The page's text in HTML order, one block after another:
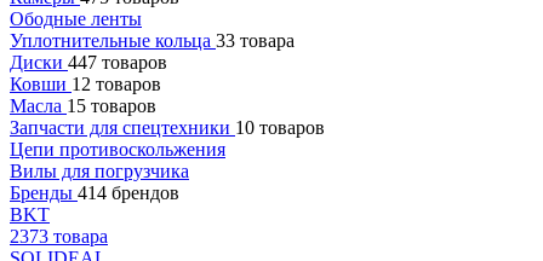
Ободные ленты
Уплотнительные кольца 33 товара
Диски 447 товаров
Ковши 12 товаров
Масла 15 товаров
Запчасти для спецтехники 10 товаров
Цепи противоскольжения
Вилы для погрузчика
Бренды 414 брендов
BKT
2373 товара